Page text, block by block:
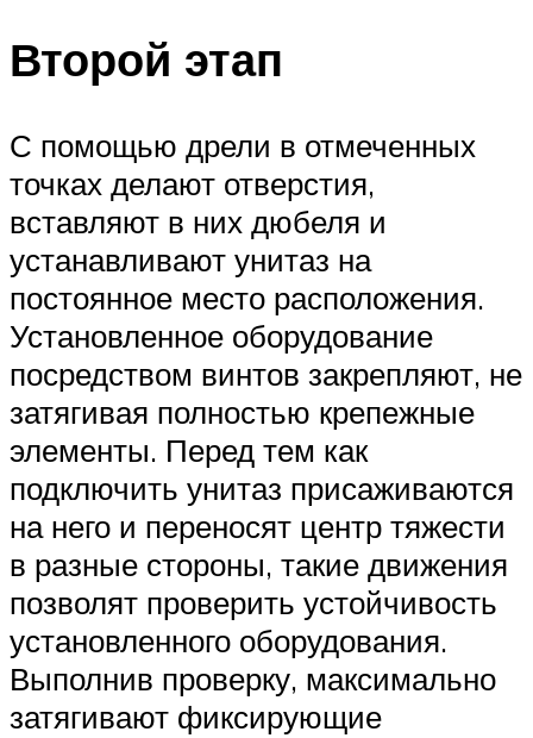
Второй этап
С помощью дрели в отмеченных
точках делают отверстия,
вставляют в них дюбеля и
устанавливают унитаз на
постоянное место расположения.
Установленное оборудование
посредством винтов закрепляют, не
затягивая полностью крепежные
элементы. Перед тем как
подключить унитаз присаживаются
на него и переносят центр тяжести
в разные стороны, такие движения
позволят проверить устойчивость
установленного оборудования.
Выполнив проверку, максимально
затягивают фиксирующие